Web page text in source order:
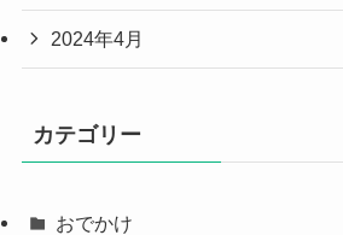
2024年4月
カテゴリー
おでかけ